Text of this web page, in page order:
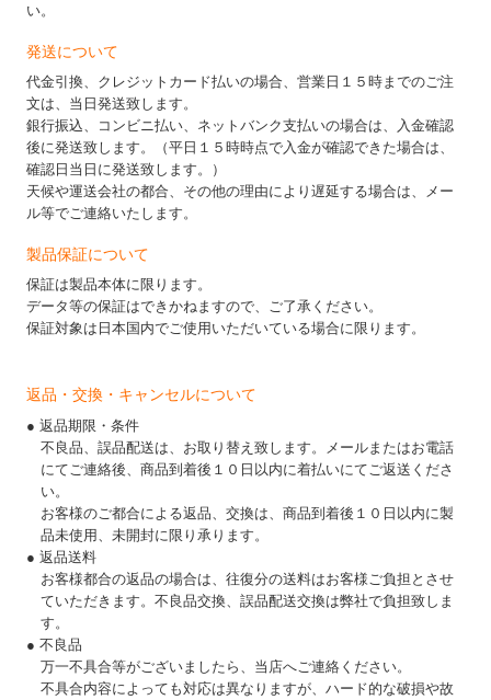
い。
発送について
代金引換、クレジットカード払いの場合、営業日１５時までのご注
文は、当日発送致します。
銀行振込、コンビニ払い、ネットバンク支払いの場合は、入金確認
後に発送致します。（平日１５時時点で入金が確認できた場合は、
確認日当日に発送致します。）
天候や運送会社の都合、その他の理由により遅延する場合は、メー
ル等でご連絡いたします。
製品保証について
保証は製品本体に限ります。
データ等の保証はできかねますので、ご了承ください。
保証対象は日本国内でご使用いただいている場合に限ります。
返品・交換・キャンセルについて
● 返品期限・条件
不良品、誤品配送は、お取り替え致します。メールまたはお電話
にてご連絡後、商品到着後１０日以内に着払いにてご返送くださ
い。
お客様のご都合による返品、交換は、商品到着後１０日以内に製
品未使用、未開封に限り承ります。
● 返品送料
お客様都合の返品の場合は、往復分の送料はお客様ご負担とさせ
ていただきます。不良品交換、誤品配送交換は弊社で負担致しま
す。
● 不良品
万一不具合等がございましたら、当店へご連絡ください。
不具合内容によっても対応は異なりますが、ハード的な破損や故